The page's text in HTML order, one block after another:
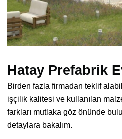
Hatay Prefabrik
Birden fazla firmadan teklif
işçilik kalitesi ve kullanılan
farkları mutlaka göz önünde
detaylara bakalım.